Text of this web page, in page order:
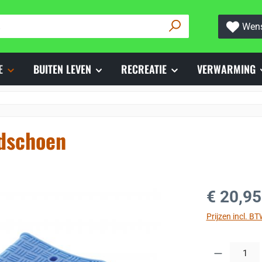
BUITEN LEVEN RECREATIE VERWARMING
Normale prijs:
€ 20,95
Prijzen incl.